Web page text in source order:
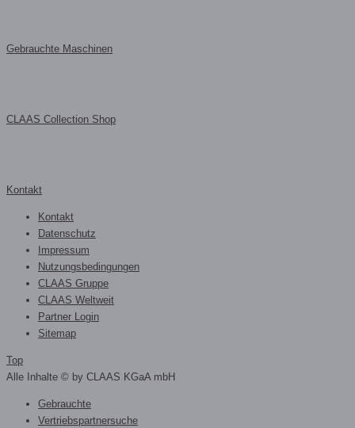
Gebrauchte Maschinen
CLAAS Collection Shop
Kontakt
Kontakt
Datenschutz
Impressum
Nutzungsbedingungen
CLAAS Gruppe
CLAAS Weltweit
Partner Login
Sitemap
Top
Alle Inhalte © by CLAAS KGaA mbH
Gebrauchte
Vertriebspartnersuche